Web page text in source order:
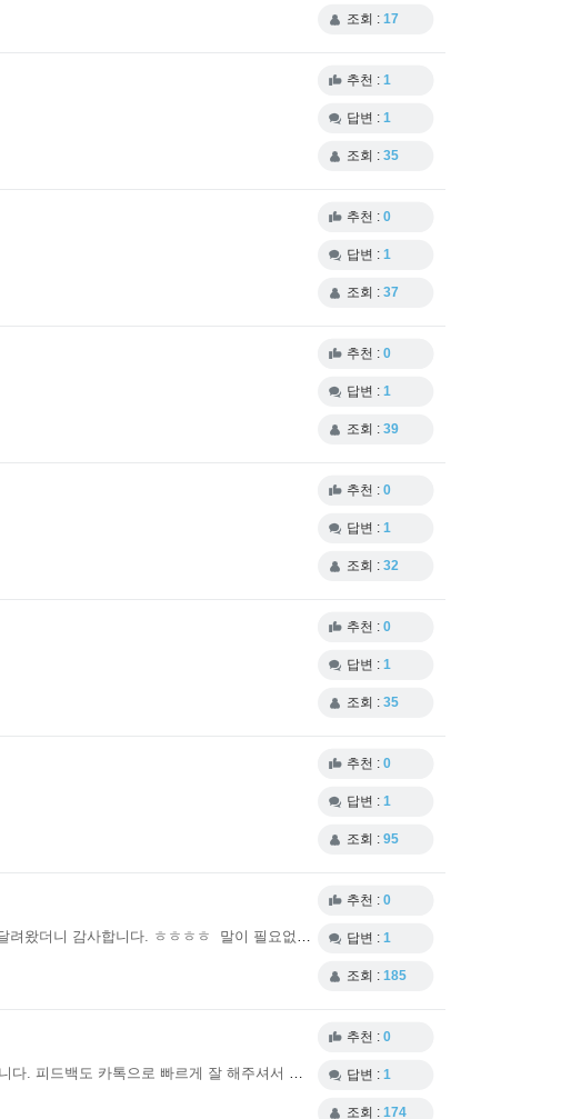
조회 : 17
추천 : 1
답변 : 1
조회 : 35
추천 : 0
답변 : 1
조회 : 37
추천 : 0
답변 : 1
조회 : 39
추천 : 0
답변 : 1
조회 : 32
추천 : 0
답변 : 1
조회 : 35
추천 : 0
답변 : 1
조회 : 95
요즘에 세관 음 그렇다고 해서 기대도 안하고 있었는데 털난다몰 상담사님 갑자기 우편보관함 보세요 ~~~ 회사에있다가 재끼고 달려왔더니 감사합니다. ㅎㅎㅎㅎ 말이 필요없습니다 그냥
추천 : 0
답변 : 1
조회 : 185
리벨서스 2달째 잘 복용하고있습니다. 이번꺼는 우체국 배송조회때 10일째 상태가 그대로 있어서 걱정했는데 무난히 잘 배송됐습니다. 피드백도 카톡으로 빠르게 잘 해주셔서 믿음이 갑니다 .
추천 : 0
답변 : 1
조회 : 174